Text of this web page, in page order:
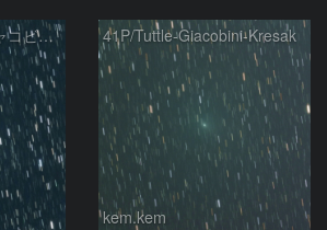
41P（タットル・ジャコビニ・クレサック彗星） 41P/Tuttle-Giacobini-Kresak
kem.kem